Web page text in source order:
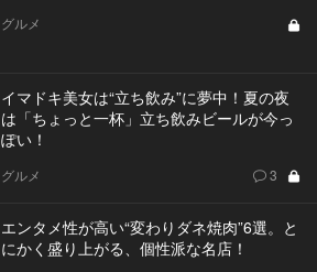
グルメ
イマドキ美女は“立ち飲み”に夢中！夏の夜
は「ちょっと一杯」立ち飲みビールが今っ
ぽい！
グルメ 3
エンタメ性が高い“変わりダネ焼肉”6選。と
にかく盛り上がる、個性派な名店！